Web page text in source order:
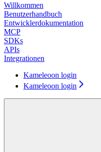
Willkommen
Benutzerhandbuch
Entwicklerdokumentation
MCP
SDKs
APIs
Integrationen
Kameleoon login
Kameleoon login